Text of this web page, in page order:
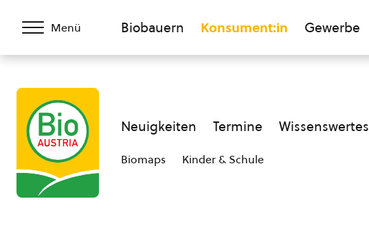
Menü Biobauern Konsument:in Gewerbe
Neuigkeiten Termine Wissenswertes
Biomaps Kinder & Schule